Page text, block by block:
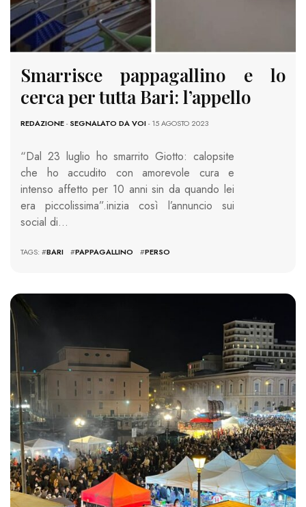
Smarrisce pappagallino e lo
cerca per tutta Bari: l’appello
REDAZIONE-SEGNALATO DA VOI- 15 AGOSTO 2023
“Dal 23 luglio ho smarrito Giotto: calopsite
che ho accudito con amorevole cura e
intenso affetto per 10 anni sin da quando lei
era piccolissima”.inizia così l’annuncio sui
social di…
TAGS: #BARI #PAPPAGALLINO #PERSO